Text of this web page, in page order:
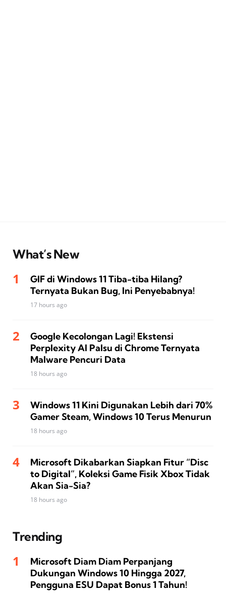
What’s New
GIF di Windows 11 Tiba-tiba Hilang?
Ternyata Bukan Bug, Ini Penyebabnya!
17 hours ago
Google Kecolongan Lagi! Ekstensi
Perplexity AI Palsu di Chrome Ternyata
Malware Pencuri Data
18 hours ago
Windows 11 Kini Digunakan Lebih dari 70%
Gamer Steam, Windows 10 Terus Menurun
18 hours ago
Microsoft Dikabarkan Siapkan Fitur “Disc
to Digital”, Koleksi Game Fisik Xbox Tidak
Akan Sia-Sia?
18 hours ago
Trending
Microsoft Diam Diam Perpanjang
Dukungan Windows 10 Hingga 2027,
Pengguna ESU Dapat Bonus 1 Tahun!